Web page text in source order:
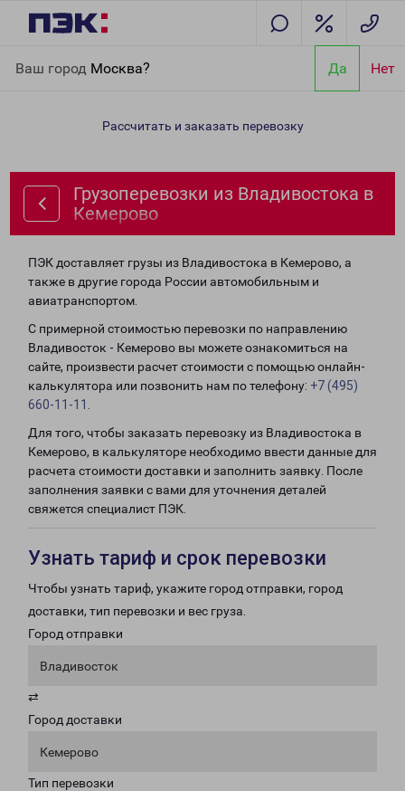
Ваш город Москва? Да Нет
Кемерово
Рассчитать и заказать перевозку
Грузоперевозки из Владивостока в
Кемерово
ПЭК доставляет грузы из Владивостока в Кемерово, а
также в другие города России автомобильным и
авиатранспортом.
С примерной стоимостью перевозки по направлению
Владивосток - Кемерово вы можете ознакомиться на
сайте, произвести расчет стоимости с помощью онлайн-
калькулятора или позвонить нам по телефону: +7 (495)
660-11-11
Для того, чтобы заказать перевозку из Владивостока в
Кемерово, в калькуляторе необходимо ввести данные для
расчета стоимости доставки и заполнить заявку. После
заполнения заявки с вами для уточнения деталей
свяжется специалист ПЭК.
Узнать тариф и срок перевозки
Чтобы узнать тариф, укажите город отправки, город
доставки, тип перевозки и вес груза.
Город отправки
Владивосток
⇄
Город доставки
Кемерово
Тип перевозки